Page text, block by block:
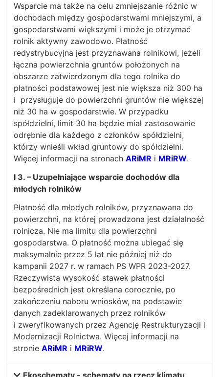
Wsparcie ma także na celu zmniejszanie różnic w
dochodach między gospodarstwami mniejszymi, a
gospodarstwami większymi i może je otrzymać
rolnik aktywny zawodowo. Płatność
redystrybucyjna jest przyznawana rolnikowi, jeżeli
łączna powierzchnia gruntów położonych na
obszarze zatwierdzonym dla tego rolnika do
płatności podstawowej jest nie większa niż 300 ha
i przysługuje do powierzchni gruntów nie większej
niż 30 ha w gospodarstwie. W przypadku
spółdzielni, limit 30 ha będzie miał zastosowanie
odrębnie dla każdego z członków spółdzielni,
którzy wnieśli wkład gruntowy do spółdzielni.
Więcej informacji na stronach ARiMR i MRiRW.
I 3. – Uzupełniające wsparcie dochodów dla
młodych rolników
Płatność dla młodych rolników, przyznawana do
powierzchni, na której prowadzona jest działalność
rolnicza. Nie ma limitu dla powierzchni
gospodarstwa. O płatność można ubiegać się
maksymalnie przez 5 lat nie później niż do
kampanii 2027 r. w ramach PS WPR 2023-2027.
Rzeczywista wysokość stawek płatności
bezpośrednich jest określana corocznie, po
zakończeniu naboru wniosków, na podstawie
danych zadeklarowanych przez rolników
i zweryfikowanych przez Agencję Restrukturyzacji i
Modernizacji Rolnictwa. Więcej informacji na
stronie ARiMR i MRiRW.
Ekoschematy - schematy na rzecz klimatu,